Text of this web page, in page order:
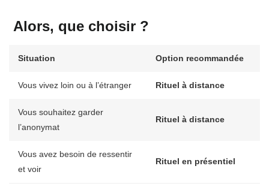
Alors, que choisir ?
Situation Option recommandée
Vous vivez loin ou à l’étranger Rituel à distance
Vous souhaitez garder
l’anonymat
Rituel à distance
Vous avez besoin de ressentir
et voir
Rituel en présentiel